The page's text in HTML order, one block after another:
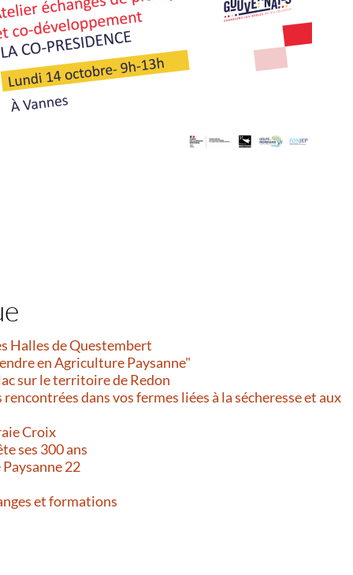
Halles de Questembert
en Agriculture Paysanne"
sur le territoire de Redon
dans vos fermes liées à la sécheresse et aux
Croix
ses 300 ans
22
et formations